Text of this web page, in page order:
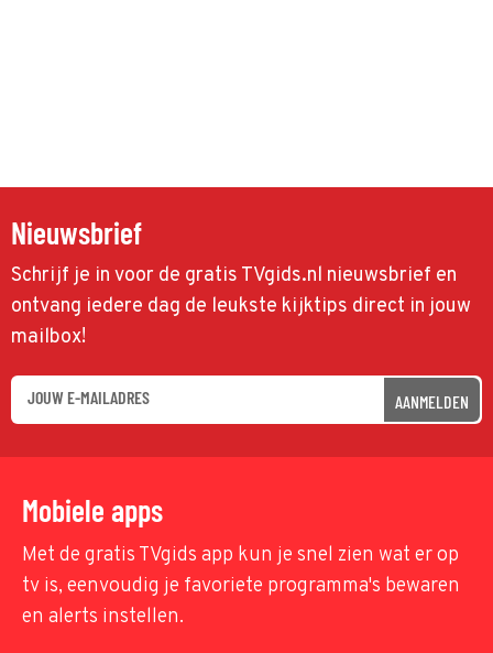
Nieuwsbrief
Schrijf je in voor de gratis TVgids.nl nieuwsbrief en
ontvang iedere dag de leukste kijktips direct in jouw
mailbox!
AANMELDEN
Mobiele apps
Met de gratis TVgids app kun je snel zien wat er op
tv is, eenvoudig je favoriete programma's bewaren
en alerts instellen.